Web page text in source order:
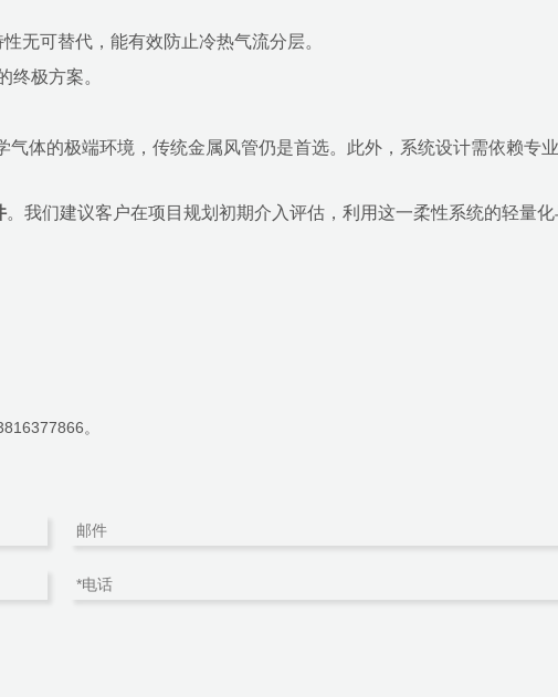
无可替代，能有效防止冷热气流分层。
终极方案。
气体的极端环境，传统金属风管仍是首选。此外，系统设计需依赖专
。我们建议客户在项目规划初期介入评估，利用这一柔性系统的轻量
。